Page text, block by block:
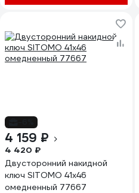
4 159 ₽
4 420 ₽
Двусторонний накидной
ключ SITOMO 41x46
омедненный 77667